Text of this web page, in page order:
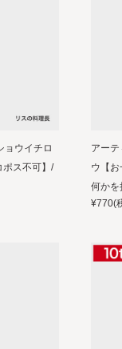
ウイチロ
ポス不可】/
アー
ウ【
何かを
¥770(